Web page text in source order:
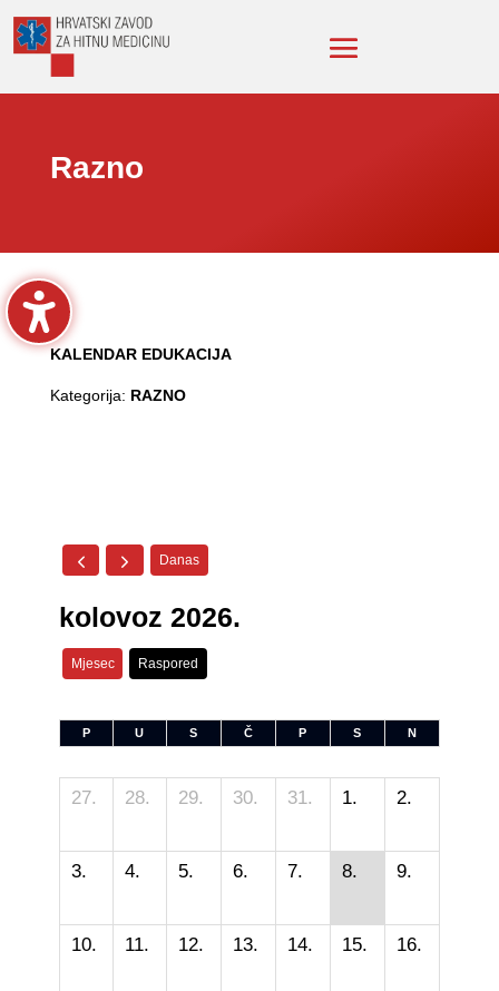
Razno
KALENDAR EDUKACIJA
Kategorija: RAZNO
Danas
kolovoz 2026.
Mjesec Raspored
P U S Č P S N
27. 28. 29. 30. 31. 1. 2.
3. 4. 5. 6. 7. 8. 9.
10. 11. 12. 13. 14. 15. 16.